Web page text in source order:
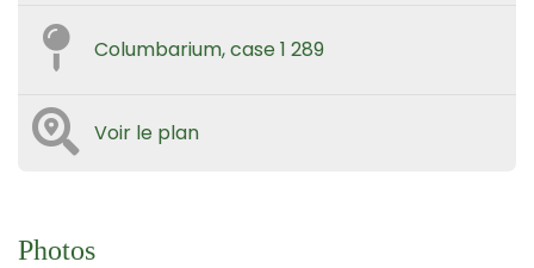
Columbarium, case 1 289
Voir le plan
Photos